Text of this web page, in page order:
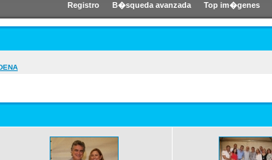
Registro B�squeda avanzada Top im�genes